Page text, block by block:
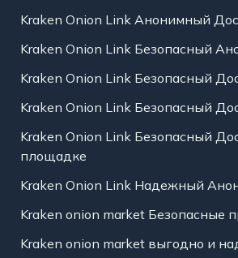
Kraken Onion Link Анонимный
Kraken Onion Link Безопасный
Kraken Onion Link Безопасный
Kraken Onion Link Безопасный
Kraken Onion Link Безопасный
площадке
Kraken Onion Link Надежный
Kraken onion market Безопасные
Kraken onion market выгодно и